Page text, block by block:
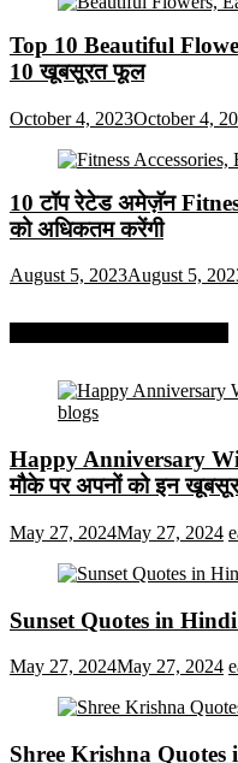
Top 10 Beautiful
10 खूबसूरत फूल
October 4, 2023October 4,
10 टॉप रेटेड अमेज़ॅन
को अधिकतम करेंगी
August 5, 2023August 5,
Happy Anniversary
मौके पर अपनों को इन
May 27, 2024May 27, 2024
Sunset Quotes in Hindi
May 27, 2024May 27, 2024
Shree Krishna Quotes